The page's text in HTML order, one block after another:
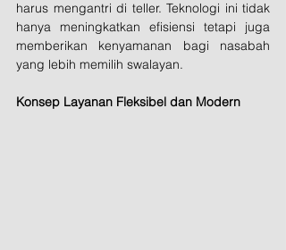
harus mengantri di teller. Teknologi ini tidak
hanya meningkatkan efisiensi tetapi juga
memberikan kenyamanan bagi nasabah
yang lebih memilih swalayan.
Konsep Layanan Fleksibel dan Modern